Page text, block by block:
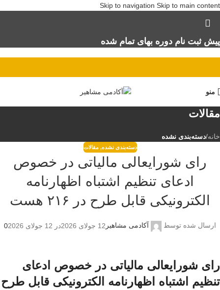
Skip to navigation Skip to main content
پیش ثبت نام دوره بهای تمام شده
منو
مقالات
خانه/دسته‌بندی نشده
دسته‌بندی نشده,مقالات
رای شورایعالی مالیاتی در خصوص
ادعای تنظیم اشتباه اظهارنامه
الکترونیکی قابل طرح در ۲۱۶ هست
ارسال شده توسط آکادمی مشاهیر 12 جولای 2026 در 12 جولای 2026 0
رای شورایعالی مالیاتی در خصوص ادعای
تنظیم اشتباه اظهارنامه الکترونیکی قابل طرح